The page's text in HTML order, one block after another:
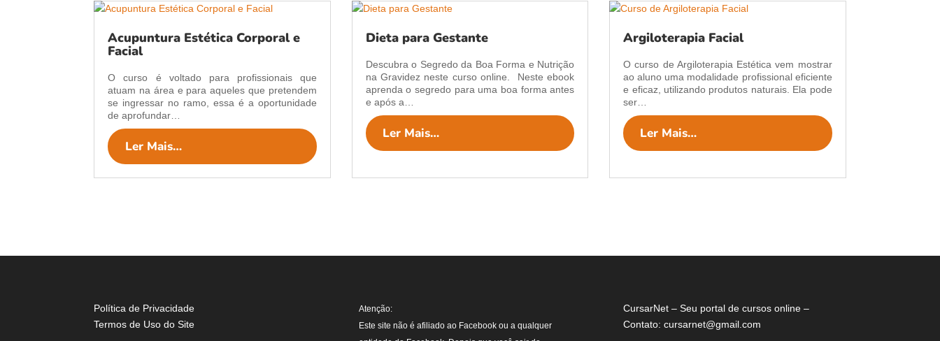
Acupuntura Estética Corporal e
Facial
O curso é voltado para profissionais que
atuam na área e para aqueles que pretendem
se ingressar no ramo, essa é a oportunidade
de aprofundar…
Ler Mais…
Dieta para Gestante
Descubra o Segredo da Boa Forma e Nutrição
na Gravidez neste curso online. Neste ebook
aprenda o segredo para uma boa forma antes
e após a…
Ler Mais…
Argiloterapia Facial
O curso de Argiloterapia Estética vem mostrar
ao aluno uma modalidade profissional eficiente
e eficaz, utilizando produtos naturais. Ela pode
ser…
Ler Mais…
Política de Privacidade
Termos de Uso do Site
Atenção:
Este site não é afiliado ao Facebook ou a qualquer
CursarNet – Seu portal de cursos online –
Contato: cursarnet@gmail.com